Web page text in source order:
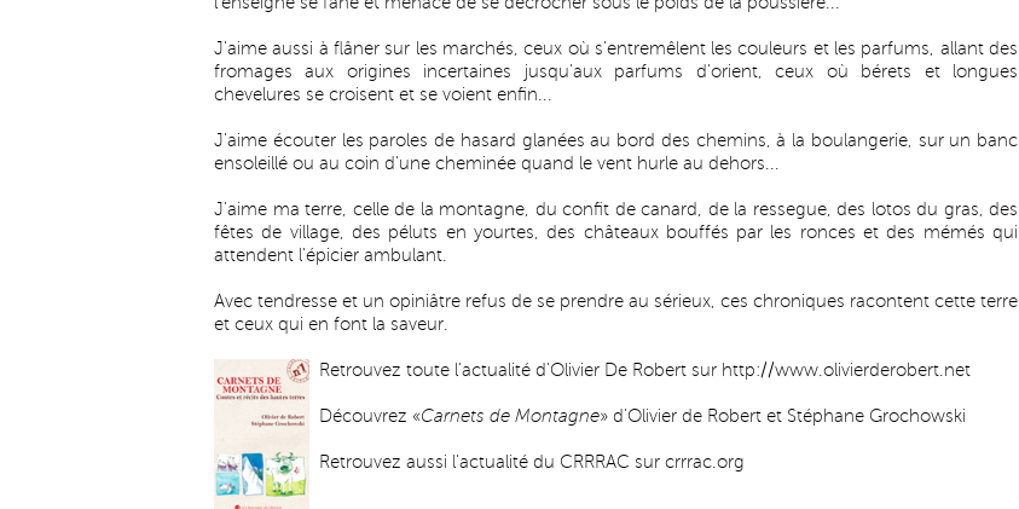
J'aime aussi à flâner sur les marchés, ceux où s'entremêlent les couleurs et les parfums, allant des
fromages aux origines incertaines jusqu'aux parfums d'orient, ceux où bérets et longues
chevelures se croisent et se voient enfin...
J'aime écouter les paroles de hasard glanées au bord des chemins, à la boulangerie, sur un banc
ensoleillé ou au coin d'une cheminée quand le vent hurle au dehors...
J'aime ma terre, celle de la montagne, du confit de canard, de la ressegue, des lotos du gras, des
fêtes de village, des péluts en yourtes, des châteaux bouffés par les ronces et des mémés qui
attendent l'épicier ambulant.
Avec tendresse et un opiniâtre refus de se prendre au sérieux, ces chroniques racontent cette terre
et ceux qui en font la saveur.
Retrouvez toute l'actualité d'Olivier De Robert sur http://www.olivierderobert.net
Découvrez «Carnets de Montagne» d'Olivier de Robert et Stéphane Grochowski
Retrouvez aussi l'actualité du CRRRAC sur crrrac.org